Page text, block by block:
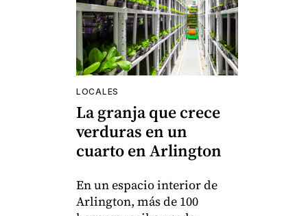
LOCALES
La granja que crece
verduras en un
cuarto en Arlington
En un espacio interior de
Arlington, más de 100